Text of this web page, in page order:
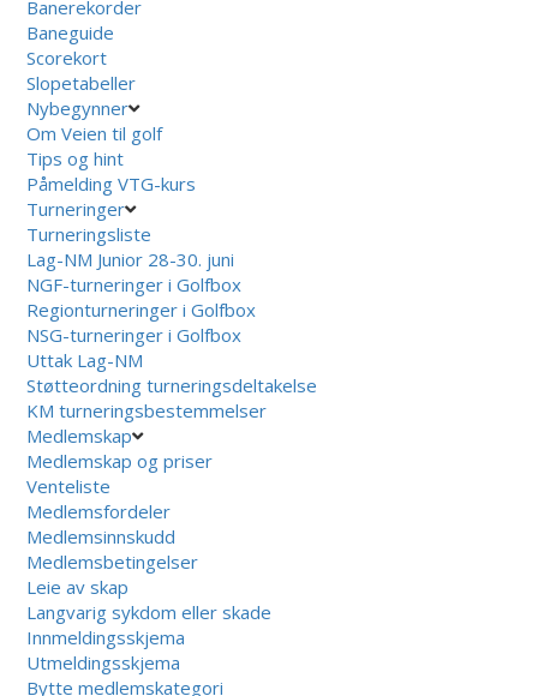
Banerekorder
Baneguide
Scorekort
Slopetabeller
Nybegynner
Om Veien til golf
Tips og hint
Påmelding VTG-kurs
Turneringer
Turneringsliste
Lag-NM Junior 28-30. juni
NGF-turneringer i Golfbox
Regionturneringer i Golfbox
NSG-turneringer i Golfbox
Uttak Lag-NM
Støtteordning turneringsdeltakelse
KM turneringsbestemmelser
Medlemskap
Medlemskap og priser
Venteliste
Medlemsfordeler
Medlemsinnskudd
Medlemsbetingelser
Leie av skap
Langvarig sykdom eller skade
Innmeldingsskjema
Utmeldingsskjema
Bytte medlemskategori